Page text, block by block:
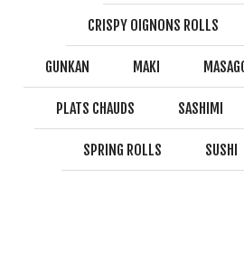
CRISPY OIGNONS ROLLS
GUNKAN MAKI
PLATS CHAUDS SASHIMI
SPRING ROLLS SUSHI